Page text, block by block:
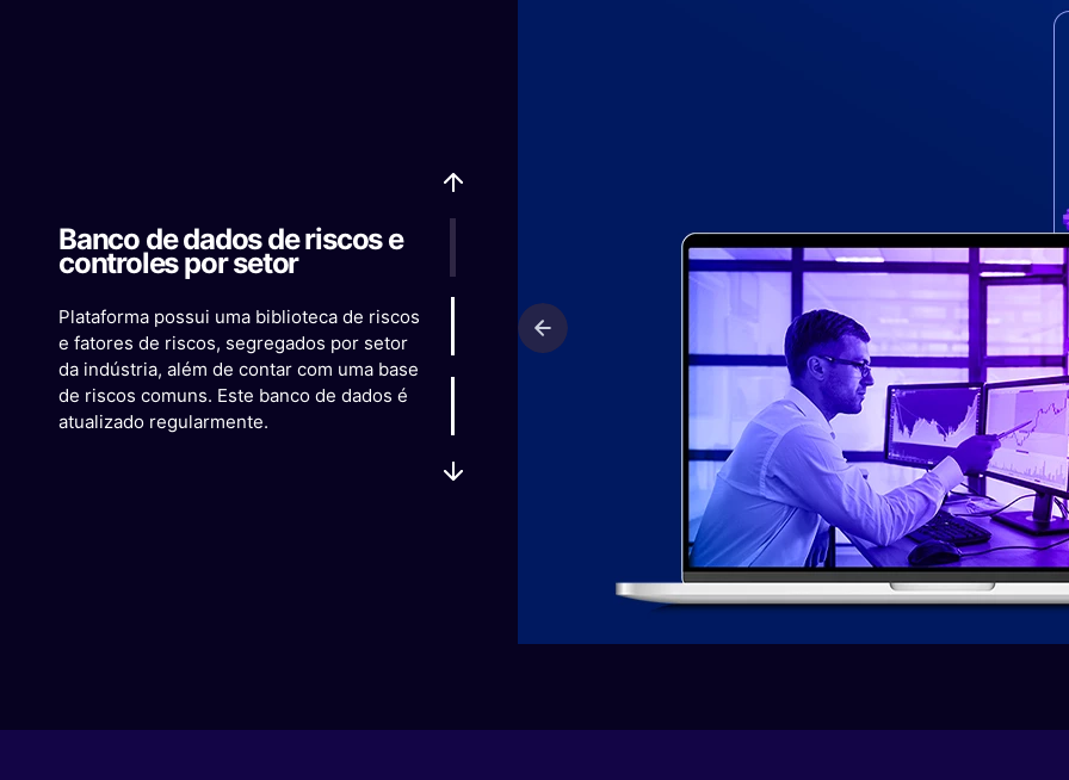
Banco de dados de riscos e
controles por setor
Plataforma possui uma biblioteca de riscos
e fatores de riscos, segregados por setor
da indústria, além de contar com uma base
de riscos comuns. Este banco de dados é
atualizado regularmente.